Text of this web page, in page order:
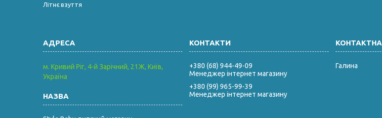
Літнє взуття
м. Кривий Ріг, 4-й Зарічний, 21Ж, Київ,
Україна
+380 (68) 944-49-09
Менеджер інтернет магазину
+380 (99) 965-99-39
Менеджер інтернет магазину
Галина